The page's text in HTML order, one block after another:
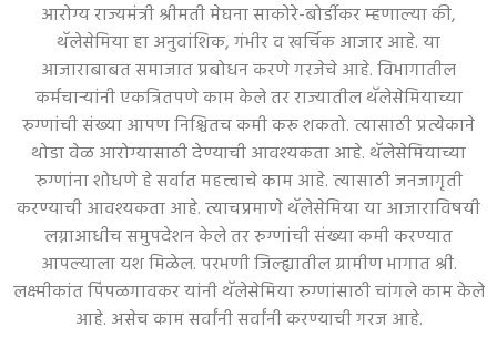
आरोग्य राज्यमंत्री श्रीमती मेघना साकोरे-बोर्डीकर म्हणाल्या की,
थॅलेसेमिया हा अनुवांशिक, गंभीर व खर्चिक आजार आहे. या
आजाराबाबत समाजात प्रबोधन करणे गरजेचे आहे. विभागातील
कर्मचाऱ्यांनी एकत्रितपणे काम केले तर राज्यातील थॅलेसेमियाच्या
रुग्णांची संख्या आपण निश्चितच कमी करू शकतो. त्यासाठी प्रत्येकाने
थोडा वेळ आरोग्यासाठी देण्याची आवश्यकता आहे. थॅलेसेमियाच्या
रुग्णांना शोधणे हे सर्वात महत्त्वाचे काम आहे. त्यासाठी जनजागृती
करण्याची आवश्यकता आहे. त्याचप्रमाणे थॅलेसेमिया या आजाराविषयी
लग्नाआधीच समुपदेशन केले तर रुग्णांची संख्या कमी करण्यात
आपल्याला यश मिळेल. परभणी जिल्ह्यातील ग्रामीण भागात श्री.
लक्ष्मीकांत पिंपळगावकर यांनी थॅलेसेमिया रुग्णांसाठी चांगले काम केले
आहे. असेच काम सर्वांनी सर्वांनी करण्याची गरज आहे.